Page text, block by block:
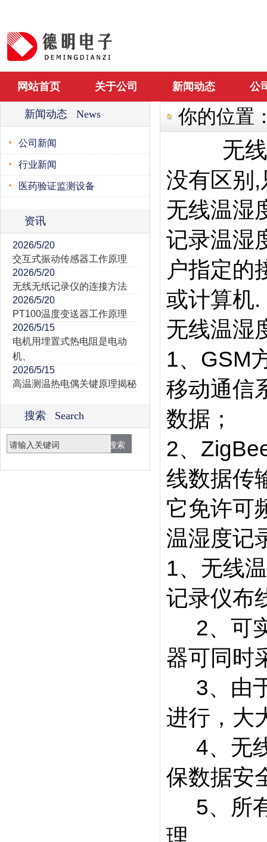
网站首页 关于公司 新闻动态 公
新闻动态 News
公司新闻
行业新闻
医药验证监测设备
资讯
2026/5/20
交互式振动传感器工作原理
2026/5/20
无线无纸记录仪的连接方法
2026/5/20
PT100温度变送器工作原理
2026/5/15
电机用埋置式热电阻是电动
机、
2026/5/15
高温测温热电偶关键原理揭秘
搜索 Search
你的位置
无
没有区别
无线温湿
记录温湿
户指定的
或计算机.
无线温湿
1、GSM
移动通信
数据；
2、
线数据传
它免许可
温湿度记
1、无线
记录仪布
2、可实
器可同时
3、由于
进行，大
4、无线
保数据安
5、所有
理。